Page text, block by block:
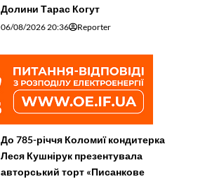
Долини Тарас Когут
06/08/2026 20:36 Reporter
До 785-річчя Коломиї кондитерка
Леся Кушнірук презентувала
авторський торт «Писанкове